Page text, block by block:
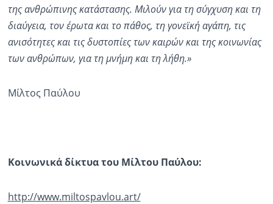
της ανθρώπινης κατάστασης. Μιλούν για τη σύγχυση και τη
διαύγεια, τον έρωτα και το πάθος, τη γονεϊκή αγάπη, τις
ανισότητες και τις δυστοπίες των καιρών και της κοινωνίας
των ανθρώπων, για τη μνήμη και τη λήθη.»
Μίλτος Παύλου
Κοινωνικά δίκτυα του Μίλτου Παύλου:
http://www.miltospavlou.art/